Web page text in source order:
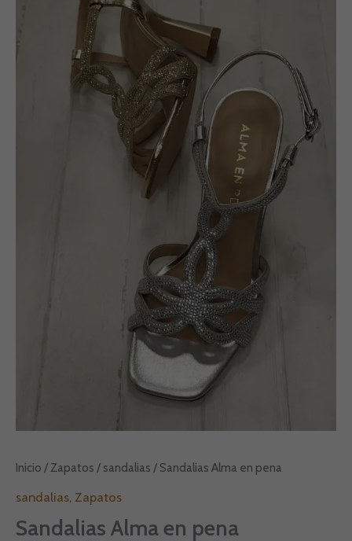
Inicio / Zapatos / sandalias / Sandalias Alma en pena
sandalias Zapatos
Sandalias Alma en pena